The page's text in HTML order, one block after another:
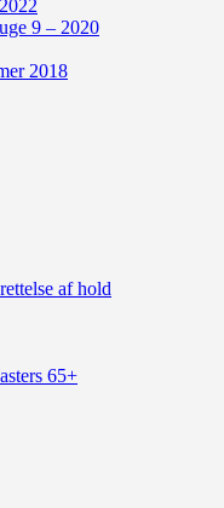
9 – 2020
2018
af hold
65+